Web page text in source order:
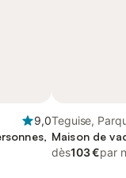
9,0Teguise,
Archipiélago
Maison de
dès103 €par